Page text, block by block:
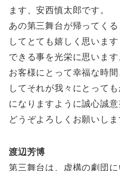
ます、安西慎太郎です。
あの第三舞台が帰ってく
してとても嬉しく思いま
できる事を光栄に思います
お客様にとって幸福な時
してそれが我々にとって
になりますように誠心誠意
どうぞよろしくお願いしま
渡辺芳博
第三舞台は、虚構の劇団